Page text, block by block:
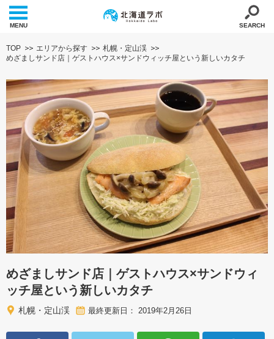
MENU SEARCH
TOP エリアから探す
札幌・定山渓
めざましサンド店｜ゲストハウス×サンドウィッチ屋という新しいカタチ
めざましサンド店｜ゲストハウス×サンドウィ
ッチ屋という新しいカタチ
札幌・定山渓 最終更新日： 2019年2月26日